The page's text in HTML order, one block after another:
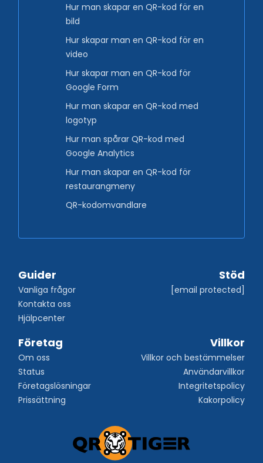
Hur man skapar en QR-kod för en
bild
Hur skapar man en QR-kod för en
video
Hur skapar man en QR-kod för
Google Form
Hur man skapar en QR-kod med
logotyp
Hur man spårar QR-kod med
Google Analytics
Hur man skapar en QR-kod för
restaurangmeny
QR-kodomvandlare
Guider
Vanliga frågor
Kontakta oss
Hjälpcenter
Stöd
[email protected]
Företag
Om oss
Status
Företagslösningar
Prissättning
Villkor
Villkor och bestämmelser
Användarvillkor
Integritetspolicy
Kakorpolicy